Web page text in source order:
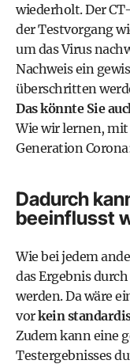
wiederholt. Der
der Testvorgang
um das Virus
Nachweis ein
überschritten
Das könnte Sie
Wie wir lernen, mit
Generation
Dadurch
beeinflusst
Wie bei jedem
das Ergebnis
werden. Da wäre
vorkein
Zudem kann eine
Testergebnisses